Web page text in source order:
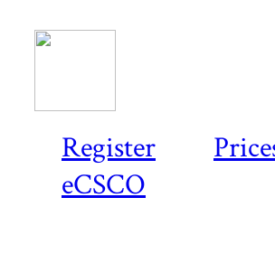
Register
eCSCO